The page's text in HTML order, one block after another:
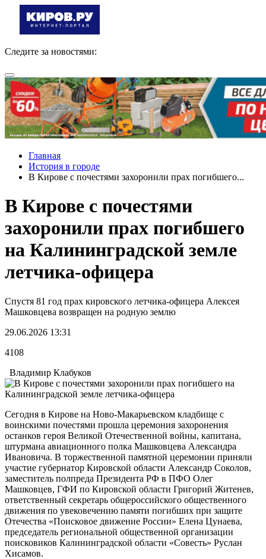
Следите за новостями:
Главная
История в городе
В Кирове с почестями захоронили прах погибшего...
В Кирове с почестями
захоронили прах погибшего
на Калининградской земле
летчика-офицера
Спустя 81 год прах кировского летчика-офицера Алексея
Машковцева возвращен на родную землю
29.06.2026 13:31
4108
Владимир Клабуков
Сегодня в Кирове на Ново-Макарьевском кладбище с
воинскими почестями прошла церемония захоронения
останков героя Великой Отечественной войны, капитана,
штурмана авиационного полка Машковцева Александра
Ивановича. В торжественной памятной церемонии приняли
участие губернатор Кировской области Александр Соколов,
заместитель полпреда Президента РФ в ПФО Олег
Машковцев, ГФИ по Кировской области Григорий Житенев,
ответственный секретарь общероссийского общественного
движения по увековечению памяти погибших при защите
Отечества «Поисковое движение России» Елена Цунаева,
председатель региональной общественной организации
поисковиков Калининградской области «Совесть» Руслан
Хисамов.